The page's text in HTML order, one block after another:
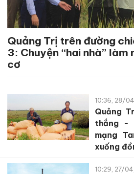
Quảng Trị trên đường
3: Chuyện “hai nhà” làm
cơ
10:36, 28/
Quảng
thắng -
mạng
xuống
10:29, 27/